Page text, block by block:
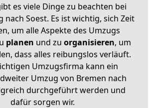
es viele Dinge zu beachten bei
nach Soest. Es ist wichtig, sich Zeit
um alle Aspekte des Umzugs
planen und zu organisieren, um
dass alles reibungslos verläuft.
Umzugsfirma kann ein
Umzug von Bremen nach
durchgeführt werden und
dafür sorgen wir.